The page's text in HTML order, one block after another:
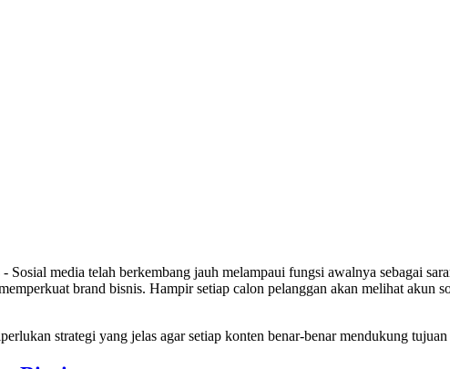
- Sosial media telah berkembang jauh melampaui fungsi awalnya sebagai
brand bisnis. Hampir setiap calon pelanggan akan melihat akun
strategi yang jelas agar setiap konten benar-benar mendukung